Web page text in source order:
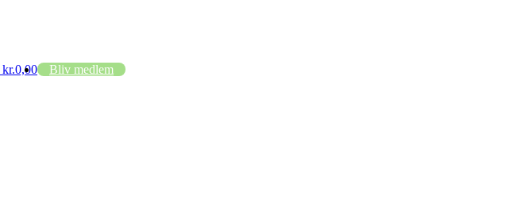
Bliv medlem
kr.0,00